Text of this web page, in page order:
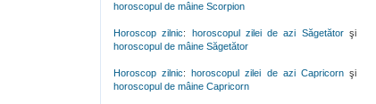
horoscopul de mâine Scorpion
Horoscop zilnic: horoscopul zilei de azi Săgetătorşi
horoscopul de mâine Săgetător
Horoscop zilnic:horoscopul zilei de azi Capricornşi
horoscopul de mâine Capricorn